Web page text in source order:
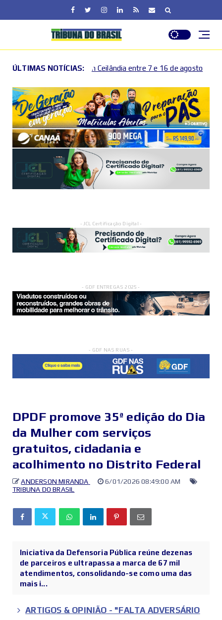
ÚLTIMAS NOTÍCIAS:
em Ceilândia entre 7 e 16 de agosto 2026 Operação
- JCL Certificação Digital -
- GDF ENTREGAS 2025 -
- GDF NAS RUAS -
DPDF promove 35ª edição do Dia
da Mulher com serviços
gratuitos, cidadania e
acolhimento no Distrito Federal
ANDERSON MIRANDA
6/01/2026 08:49:00 AM
TRIBUNA DO BRASIL
Iniciativa da Defensoria Pública reúne dezenas
de parceiros e ultrapassa a marca de 67 mil
atendimentos, consolidando-se como uma das
mais i...
ARTIGOS & OPINIÃO - "FALTA ADVERSÁRIO